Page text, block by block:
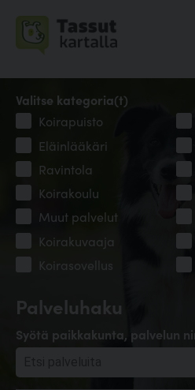
Palveluhaku
Syötä paikkakunta, palvelun
Valitse kategoria(t)
Koirapuisto
Eläinlääkäri
Ravintola
Koirakoulu
Muut palvelut
Koirakuvaaja
Koirasovellus